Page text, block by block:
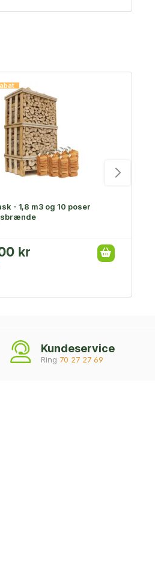
- 1,8 m3 og 10 poser
kr
Kundeservice
Ring 70 27 27 69